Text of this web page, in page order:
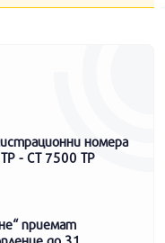
номера
- СТ 7500 ТР
приемат